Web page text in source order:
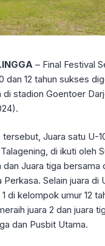
– Final Festival
dan 12 tahun sukses
di stadion Goentoer
tersebut, Juara satu U-
di ikuti oleh
dan Juara tiga bersama
Selain juara di
di kelompok umur 12
juara 2 dan juara
dan Pusbit Utama.